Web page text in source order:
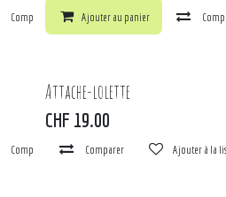
Comparer Ajouter à la liste de souhaits
Ajouter au panier
Comparer Ajouter à la liste de souhaits
Attache-lolette
CHF 19.00
Comparer Ajouter à la